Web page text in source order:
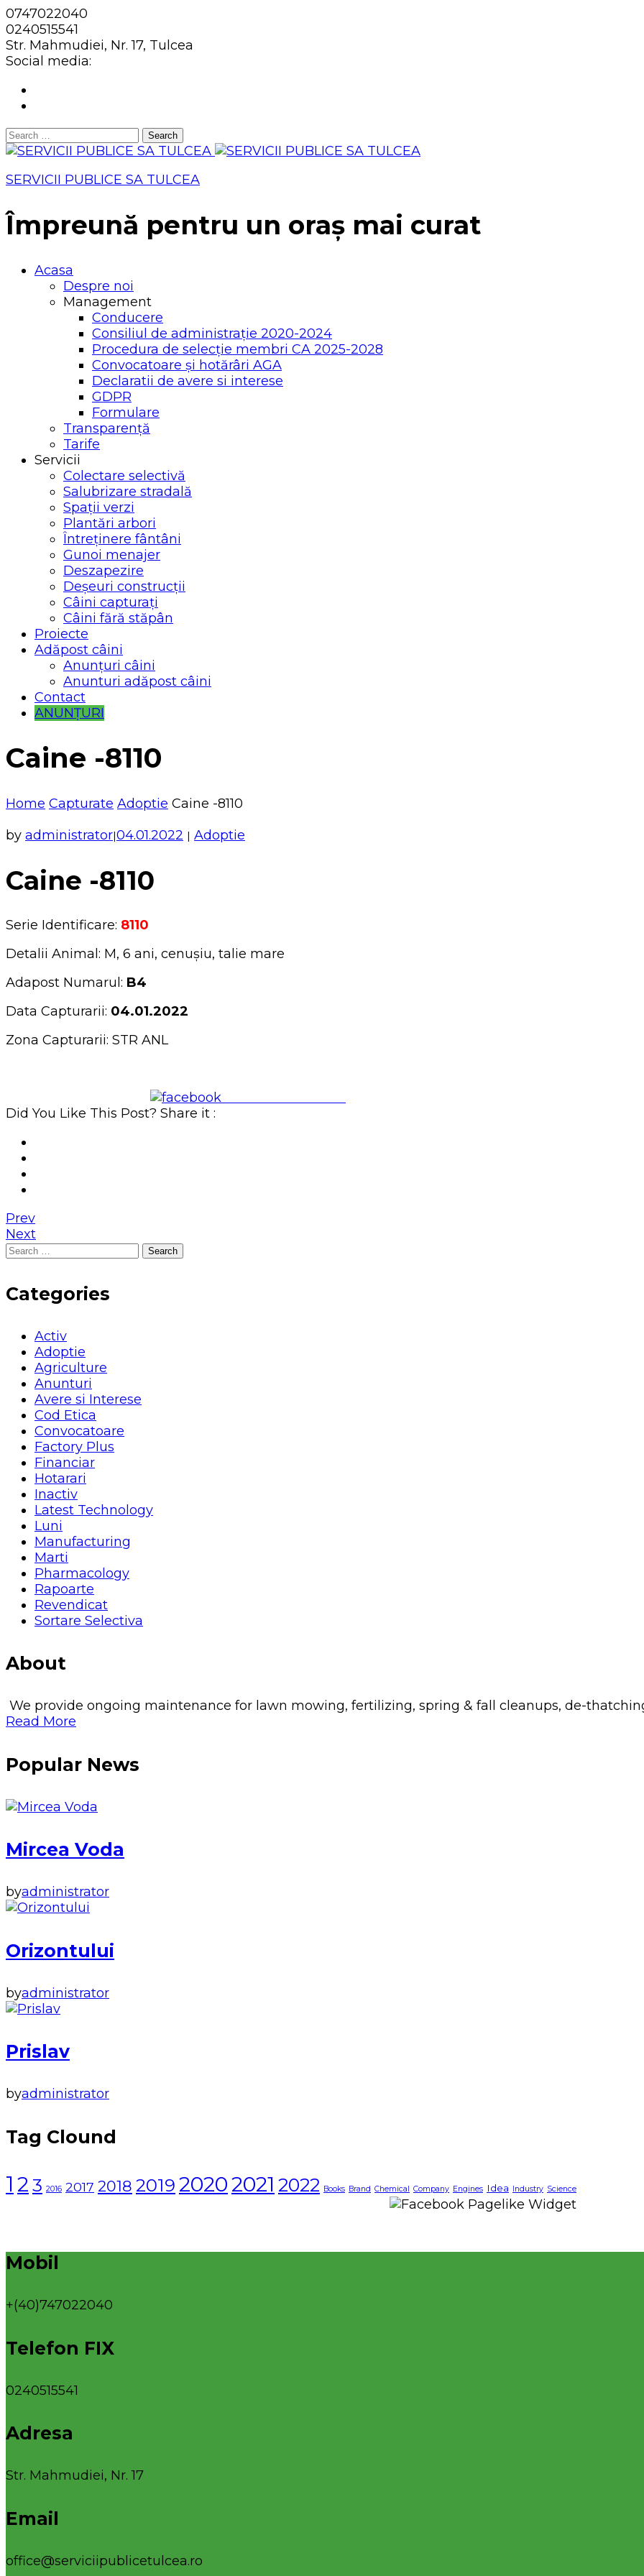
0747022040
0240515541
Str. Mahmudiei, Nr. 17, Tulcea
Social media:
Search
for:
SERVICII PUBLICE SA TULCEA
Împreună pentru un oraș mai curat
Acasa
Despre noi
Management
Conducere
Consiliul de administrație 2020-2024
Procedura de selecție membri CA 2025-2028
Convocatoare și hotărâri AGA
Declaratii de avere si interese
GDPR
Formulare
Transparență
Tarife
Servicii
Colectare selectivă
Salubrizare stradală
Spații verzi
Plantări arbori
Întreținere fântâni
Gunoi menajer
Deszapezire
Deșeuri construcții
Câini capturați
Câini fără stăpân
Proiecte
Adăpost câini
Anunțuri câini
Anunturi adăpost câini
Contact
ANUNȚURI
Caine -8110
Home Capturate Adoptie Caine -8110
by administrator|04.01.2022 | Adoptie
Caine -8110
Serie Identificare: 8110
Detalii Animal: M, 6 ani, cenușiu, talie mare
Adapost Numarul: B4
Data Capturarii: 04.01.2022
Zona Capturarii: STR ANL
Did You Like This Post? Share it :
Prev
Next
Search
Categories
Activ
Adoptie
Agriculture
Anunturi
Avere si Interese
Cod Etica
Convocatoare
Factory Plus
Financiar
Hotarari
Inactiv
Latest Technology
Luni
Manufacturing
Marti
Pharmacology
Rapoarte
Revendicat
Sortare Selectiva
About
We provide ongoing maintenance for lawn mowing, fertilizing, spring & fall cleanups, de-
Read More
Popular News
Mircea Voda
byadministrator
Orizontului
byadministrator
Prislav
byadministrator
Tag Clound
1 2 3 2016 2017 2018 2019 20202021 2022 Books Brand Chemical Company Engines Idea Industry Science
Mobil
+(40)747022040
Telefon FIX
0240515541
Adresa
Str. Mahmudiei, Nr. 17
Email
office@serviciipublicetulcea.ro